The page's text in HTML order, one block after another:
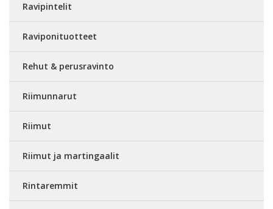
Ravipintelit
Raviponituotteet
Rehut & perusravinto
Riimunnarut
Riimut
Riimut ja martingaalit
Rintaremmit